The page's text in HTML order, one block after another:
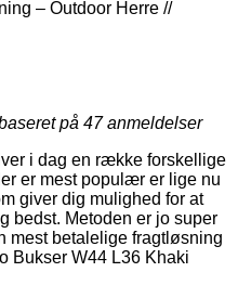
– Outdoor Herre //
på 47anmeldelser
i dag en række forskellige
er mest populær er lige nu
giver dig mulighed for at
bedst. Metoden er jo super
mest betalelige fragtløsning
Bukser W44 L36 Khaki